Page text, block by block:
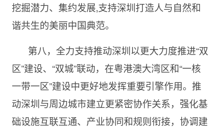
挖掘潜力、集约发展,支持深圳打造人与自然和
谐共生的美丽中国典范。
第八，全力支持推动深圳以更大力度推进“双
区”建设、“双城”联动，在粤港澳大湾区和“一核
一带一区”建设中更好地发挥重要引擎作用。推
动深圳与周边城市建立更紧密协作关系，强化基
础设施互联互通、产业协同和规则衔接，协调建